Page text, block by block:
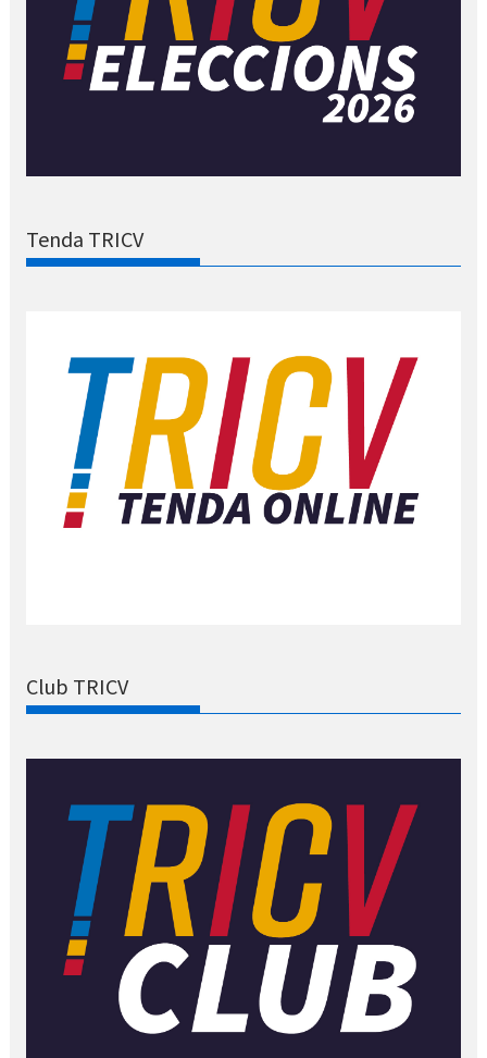
Tenda TRICV
Club TRICV